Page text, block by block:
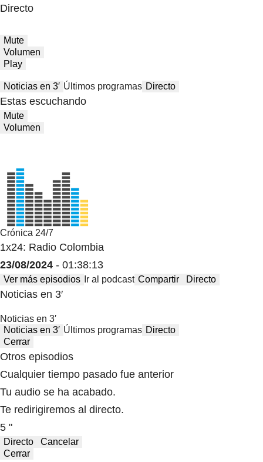
Directo
Mute
Volumen
Play
Noticias en 3′ Últimos programas Directo
Estas escuchando
Mute
Volumen
Crónica 24/7
1x24: Radio Colombia
23/08/2024 - 01:38:13
Ver más episodios Ir al podcast Compartir Directo
Noticias en 3′
Noticias en 3′
Noticias en 3′ Últimos programas Directo
Cerrar
Otros episodios
Cualquier tiempo pasado fue anterior
Tu audio se ha acabado.
Te redirigiremos al directo.
5 "
Directo
Cancelar
Cerrar